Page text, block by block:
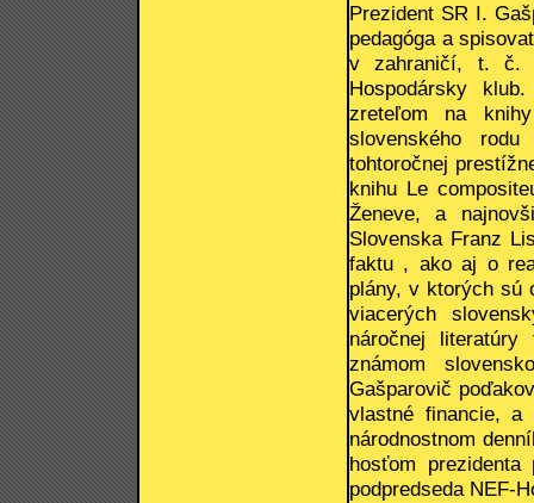
Prezident SR I.
pedagóga a
v zahraničí, t. č.
Hospodársky
zreteľom na
slovenského
tohtoročnej
knihu Le
Ženeve, a
Slovenska Franz
faktu , ako aj o
plány, v ktorých sú
viacerých
náročnej
známom
Gašparovič
vlastné financie,
národnostnom
hosťom
podpredseda NEF-